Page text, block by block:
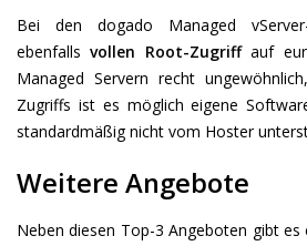
Bei den dogado Managed
ebenfallsvollen Root-Zugriffauf
Managed Servern recht
Zugriffs ist es möglich eigene
standardmäßig nicht vom Hoster
Weitere Angebote
Neben diesen Top-3 Angeboten gibt